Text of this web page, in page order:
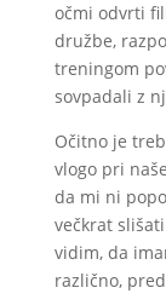
očmi odvrti
družbe,
treningom
sovpadali z
Očitno je
vlogo pri
da mi ni
večkrat
vidim, da
različno,